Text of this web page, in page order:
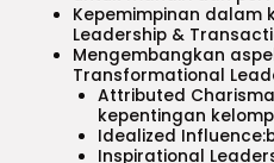
Kepemimpinan dalam
Leadership &
Mengembangkan
Transformational
Attributed
kepentingan
Idealized
Inspirational